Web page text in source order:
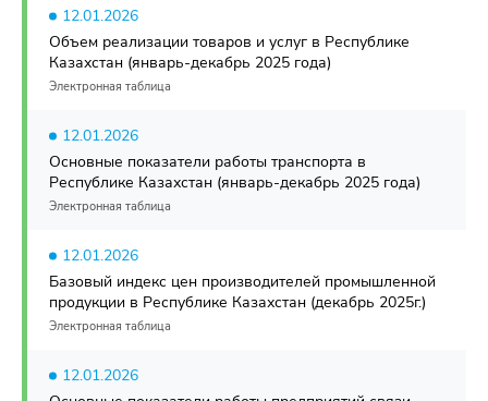
12.01.2026
Объем реализации товаров и услуг в Республике
Казахстан (январь-декабрь 2025 года)
Электронная таблица
12.01.2026
Основные показатели работы транспорта в
Республике Казахстан (январь-декабрь 2025 года)
Электронная таблица
12.01.2026
Базовый индекс цен производителей промышленной
продукции в Республике Казахстан (декабрь 2025г.)
Электронная таблица
12.01.2026